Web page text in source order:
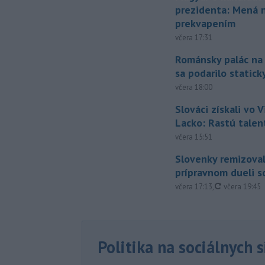
prezidenta: Mená
prekvapením
včera 17:31
Románsky palác
sa podarilo
včera 18:00
Slováci získali vo
Lacko: Rastú
včera 15:51
Slovenky
prípravnom dueli
včera 17:13, aktualizované
včera 19:45
Politika na sociálnych